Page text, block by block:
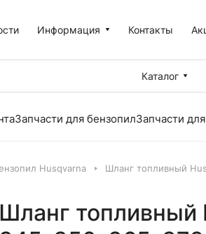
Информация Контакты
Каталог
Запчасти для бензопилЗапчасти
Husqvarna Шланг топливный
Шланг топливный